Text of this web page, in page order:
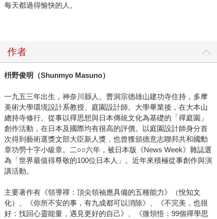
每天都過得愉快的人。
作者
枡野俊明（Shunmyo Masuno）
一九五三年出生，神奈川縣人。曹洞宗德雄山建功寺住持，多摩
美術大學環境設計系教授、庭園設計師。大學畢業後，在大本山
總持寺修行。從事以禪思想與日本傳統文化為基礎的「禪庭園」
創作活動，在日本及國際均有很高的評價。以庭園設計師身分首
次得到藝術選獎文部大臣新人獎，也曾獲頒德意志聯邦共和國勳
章功勞十字小級章。二○○六年，被日本版《News Week》雜誌選
為「世界最值得尊敬的100位日本人」。近年來積極從事創作與演
講活動。
主要著作有《領導禪：頂尖領袖應具備的五種能力》（悅知文
化）、《你所不安的事，有九成都可以消除》、《不完美，也很
好：找回心靈能量，遇見更好的自己》、《微領悟：99個禪學思